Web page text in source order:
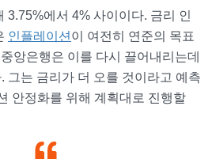
3.75%에서 4% 사이이다. 금리 인
인플레이션 이 여전히 연준의 목표
앙은행은 이를 다시 끌어내리는데
그는 금리가 더 오를 것이라고 예측
안정화를 위해 계획대로 진행할